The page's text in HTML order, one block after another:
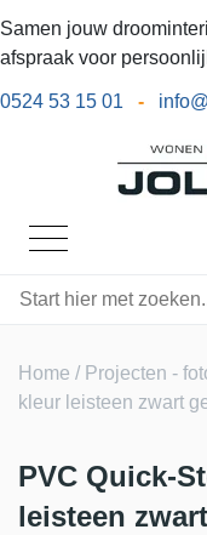
Samen jouw
afspraak voor
0524 53 15 01 -
Home / Projecten -
kleur leisteen zwart
PVC Quick-
leisteen